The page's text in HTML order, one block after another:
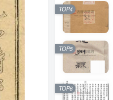
TOP4
TOP5
TOP6